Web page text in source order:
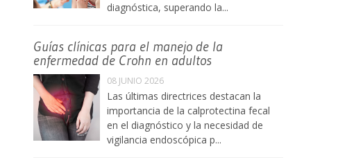
diagnóstica, superando la...
Guías clínicas para el manejo de la
enfermedad de Crohn en adultos
08 JUNIO 2026
Las últimas directrices destacan la
importancia de la calprotectina fecal
en el diagnóstico y la necesidad de
vigilancia endoscópica p...